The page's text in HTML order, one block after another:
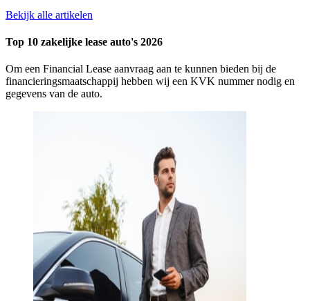
Bekijk alle artikelen
Top 10 zakelijke lease auto's 2026
Om een Financial Lease aanvraag aan te kunnen bieden bij de
financieringsmaatschappij hebben wij een KVK nummer nodig en
gegevens van de auto.